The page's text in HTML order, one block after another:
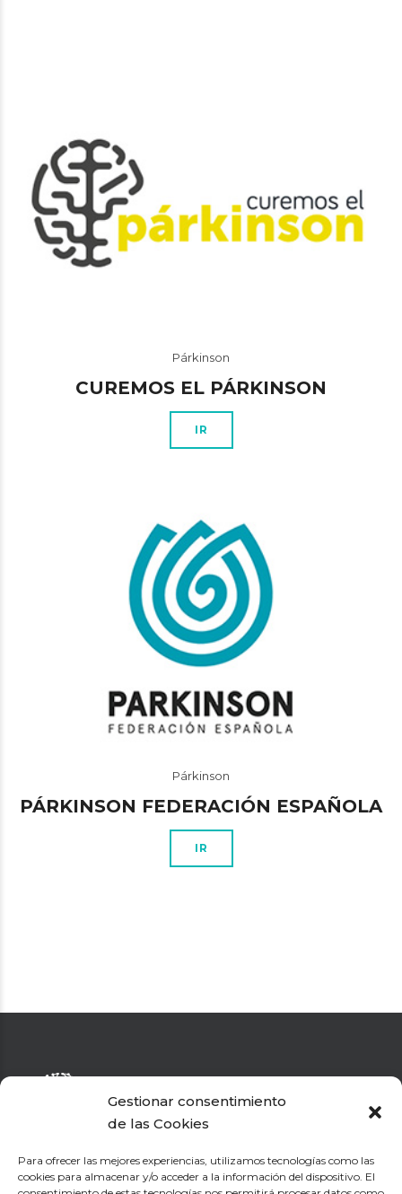
Gestionar consentimiento
de las Cookies
Para ofrecer las mejores experiencias, utilizamos tecnologías como las
cookies para almacenar y/o acceder a la información del dispositivo. El
Párkinson
CUREMOS EL PÁRKINSON
IR
Párkinson
PÁRKINSON FEDERACIÓN ESPAÑOLA
IR
enfermedad neurológica que pueda afectar al cerebro, la
médula espinal, los nervios periféricos o los músculos.